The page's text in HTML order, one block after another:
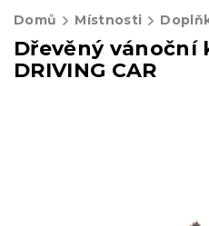
Domů Místnosti
Dřevěný vánoční
DRIVING CAR